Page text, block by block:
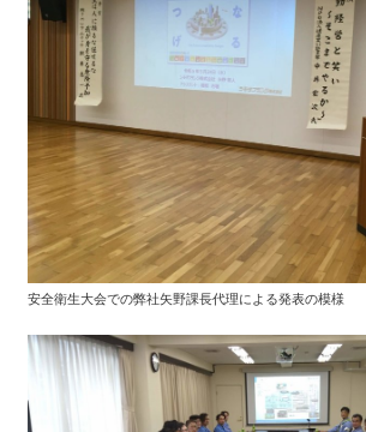
安全衛生大会での弊社矢野課長代理による発表の模様